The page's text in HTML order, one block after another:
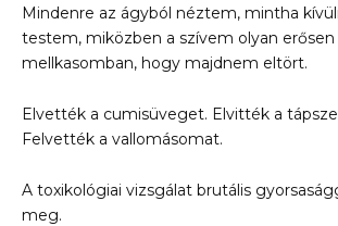
Mindenre az ágyból néztem, mintha
testem, miközben a szívem olyan erősen
mellkasomban, hogy majdnem eltört.
Elvették a cumisüveget. Elvitték a
Felvették a vallomásomat.
A toxikológiai vizsgálat brutális
meg.